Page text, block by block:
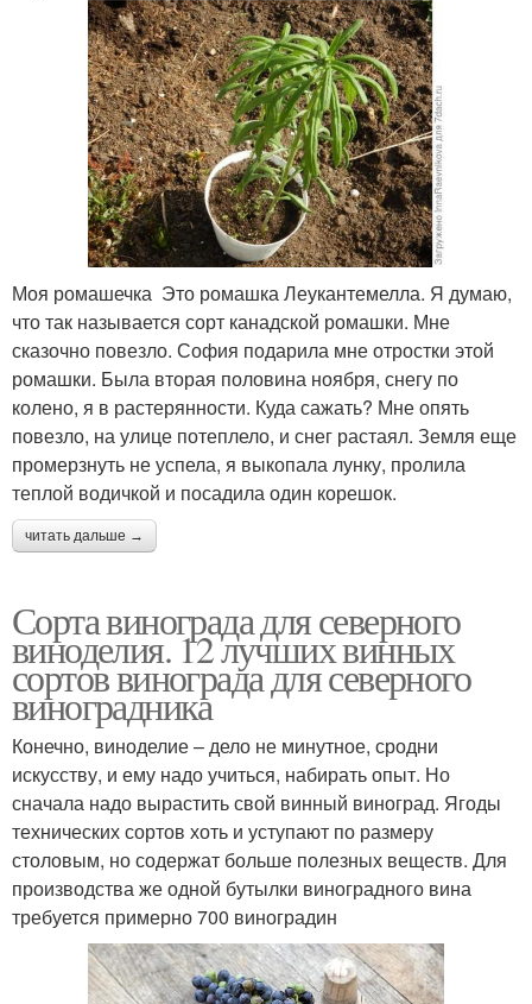
Моя ромашечка Это ромашка Леукантемелла. Я думаю,
что так называется сорт канадской ромашки. Мне
сказочно повезло. София подарила мне отростки этой
ромашки. Была вторая половина ноября, снегу по
колено, я в растерянности. Куда сажать? Мне опять
повезло, на улице потеплело, и снег растаял. Земля еще
промерзнуть не успела, я выкопала лунку, пролила
теплой водичкой и посадила один корешок.
читать дальше →
Сорта винограда для северного
виноделия. 12 лучших винных
сортов винограда для северного
виноградника
Конечно, виноделие – дело не минутное, сродни
искусству, и ему надо учиться, набирать опыт. Но
сначала надо вырастить свой винный виноград. Ягоды
технических сортов хоть и уступают по размеру
столовым, но содержат больше полезных веществ. Для
производства же одной бутылки виноградного вина
требуется примерно 700 виноградин